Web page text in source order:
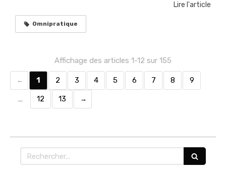
Lire l'article
Omnipratique
Affichage des articles 1-12 sur 155
1 2 3 4 5 6 7 8 9
… 12 13
Rechercher